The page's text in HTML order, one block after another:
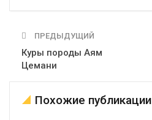
ПРЕДЫДУЩИЙ
Куры породы Аям
Цемани
Похожие публикации